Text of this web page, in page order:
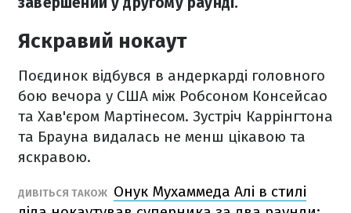
Яскравий нокаут
Поєдинок відбувся в андеркарді головного
бою вечора у США між Робсоном Консейсао
та Хав'єром Мартінесом. Зустріч Каррінгтона
та Брауна видалась не менш цікавою та
яскравою.
ДИВІТЬСЯ ТАКОЖ Онук Мухаммеда Алі в стилі